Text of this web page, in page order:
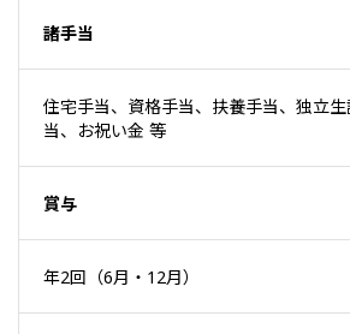
諸手当
住宅手当、資格手当、扶養手当、独立
当、お祝い金 等
賞与
年2回（6月・12月）